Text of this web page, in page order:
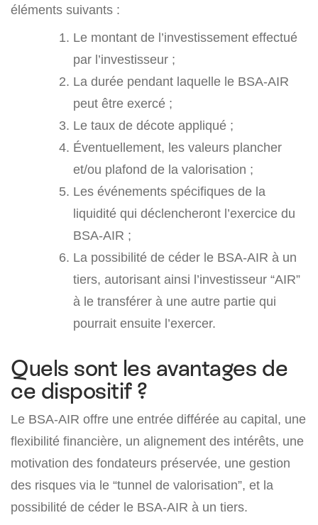
éléments suivants :
Le montant de l’investissement effectué
par l’investisseur ;
La durée pendant laquelle le BSA-AIR
peut être exercé ;
Le taux de décote appliqué ;
Éventuellement, les valeurs plancher
et/ou plafond de la valorisation ;
Les événements spécifiques de la
liquidité qui déclencheront l’exercice du
BSA-AIR ;
La possibilité de céder le BSA-AIR à un
tiers, autorisant ainsi l’investisseur “AIR”
à le transférer à une autre partie qui
pourrait ensuite l’exercer.
Quels sont les avantages de
ce dispositif ?
Le BSA-AIR offre une entrée différée au capital, une
flexibilité financière, un alignement des intérêts, une
motivation des fondateurs préservée, une gestion
des risques via le “tunnel de valorisation”, et la
possibilité de céder le BSA-AIR à un tiers.